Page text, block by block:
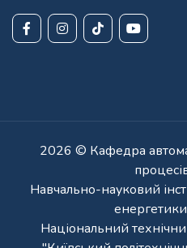
2026 © Кафедра
Навчально-науковий
Національний